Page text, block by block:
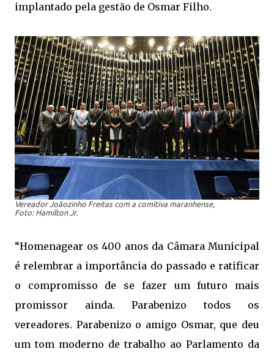
implantado pela gestão de Osmar Filho.
Vereador Joãozinho Freitas com a comitiva maranhense,
Foto: Hamilton Jr.
“Homenagear os 400 anos da Câmara Municipal
é relembrar a importância do passado e ratificar
o compromisso de se fazer um futuro mais
promissor ainda. Parabenizo todos os
vereadores. Parabenizo o amigo Osmar, que deu
um tom moderno de trabalho ao Parlamento da